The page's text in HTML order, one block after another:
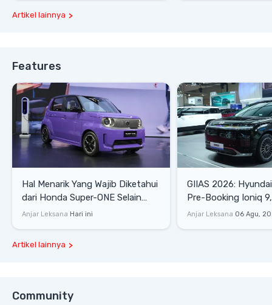
Artikel lainnya
Features
Hal Menarik Yang Wajib Diketahui
dari Honda Super-ONE Selain
Harga
Anjar Leksana Hari ini
GIIAS 2026:
Pre-Booking Ioniq
Rp1,49 Miliar
Anjar Leksana 06 Agu,
Artikel lainnya
Community